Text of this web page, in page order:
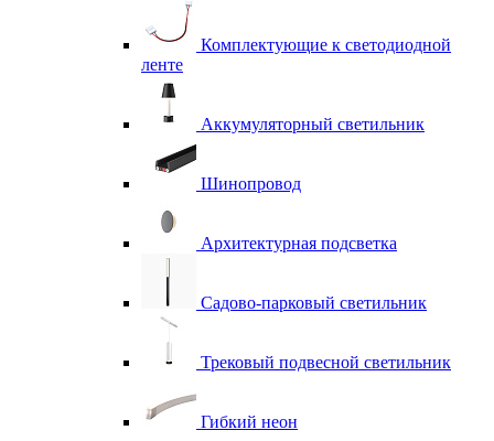
Комплектующие к светодиодной
ленте
Аккумуляторный светильник
Шинопровод
Архитектурная подсветка
Садово-парковый светильник
Трековый подвесной светильник
Гибкий неон